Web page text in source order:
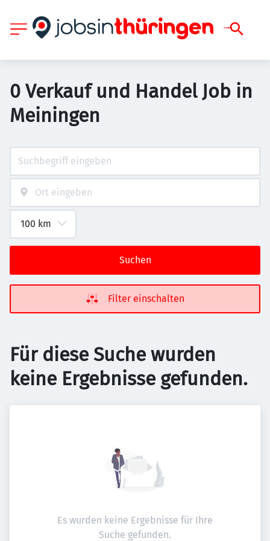
0 Verkauf und Handel Job in
Meiningen
Suchen
Filter einschalten
Für diese Suche wurden
keine Ergebnisse gefunden.
Es wurden keine Ergebnisse für Ihre
Suche gefunden.